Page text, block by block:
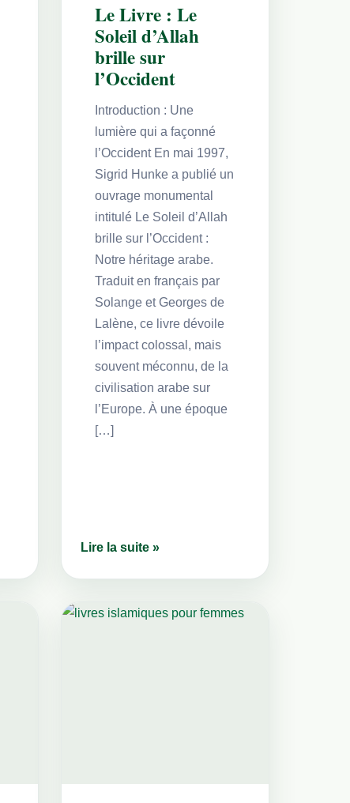
Le Livre : Le
Soleil d’Allah
brille sur
l’Occident
Introduction : Une
lumière qui a façonné
l’Occident En mai 1997,
Sigrid Hunke a publié un
ouvrage monumental
intitulé Le Soleil d’Allah
brille sur l’Occident :
Notre héritage arabe.
Traduit en français par
Solange et Georges de
Lalène, ce livre dévoile
l’impact colossal, mais
souvent méconnu, de la
civilisation arabe sur
l’Europe. À une époque
[…]
Lire la suite »